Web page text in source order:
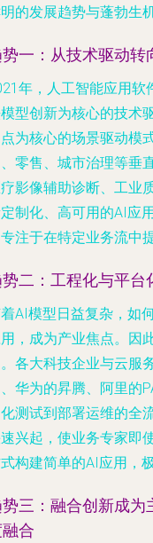
的发展趋势与蓬勃生
一：从技术驱动转
年，人工智能应用软
型创新为核心的技术
为核心的场景驱动模
零售、城市治理等垂
影像辅助诊断、工业
制化、高可用的AI应
注于在特定业务流中
二：工程化与平台
AI模型日益复杂，如
，成为产业焦点。因
各大科技企业与云服
华为的昇腾、阿里的
测试到部署运维的全
兴起，使业务专家即
构建简单的AI应用，
三：融合创新成为
合